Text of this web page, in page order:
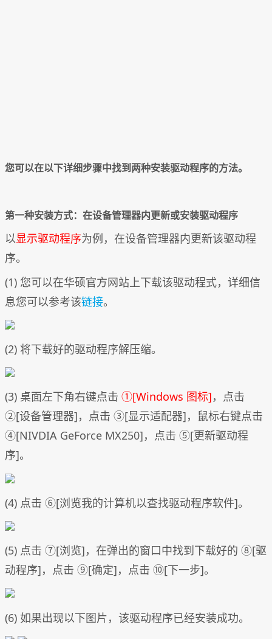
您可以在以下详细步骤中找到两种安装驱动程序的方法。
第一种安装方式：在设备管理器内更新或安装驱动程序
以显示驱动程序为例，在设备管理器内更新该驱动程
序。
(1) 您可以在华硕官方网站上下载该驱动程式，详细信
息您可以参考该链接。
(2) 将下载好的驱动程序解压缩。
(3) 桌面左下角右键点击 ①[Windows 图标]，点击
②[设备管理器]，点击 ③[显示适配器]，鼠标右键点击
④[NIVDIA GeForce MX250]，点击 ⑤[更新驱动程
序]。
(4) 点击 ⑥[浏览我的计算机以查找驱动程序软件]。
(5) 点击 ⑦[浏览]，在弹出的窗口中找到下载好的 ⑧[驱
动程序]，点击 ⑨[确定]，点击 ⑩[下一步]。
(6) 如果出现以下图片，该驱动程序已经安装成功。